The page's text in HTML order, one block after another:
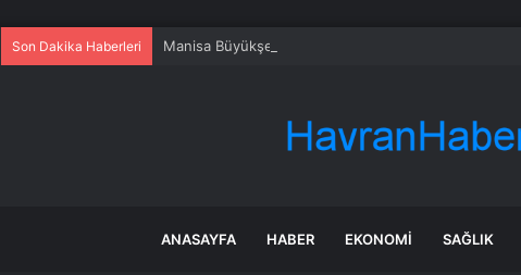
Son Dakika Haberleri Manisa Büyükşehir ‘sağlıklı işyeri’ sertifikasına kavuştu
ANASAYFA HABER EKONOMI SAĞLIK